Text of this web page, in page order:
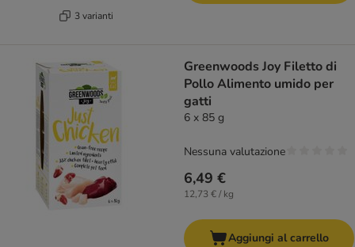
3 varianti
Greenwoods Joy Filetto di
Pollo Alimento umido per
gatti
6 x 85 g
6,49 €
12,73 € / kg
Nessuna valutazione
Aggiungi al carrello